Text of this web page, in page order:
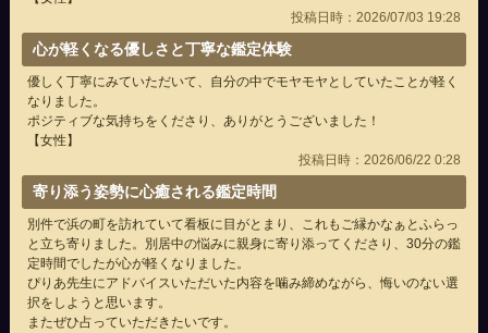
投稿日時：2026/07/03 19:28
心が軽くなる優しさと丁寧な鑑定体験
優しく丁寧にみていただいて、自分の中でモヤモヤとしていたことが軽く
なりました。
ポジティブな気持ちをくださり、ありがとうございました！
【女性】
投稿日時：2026/06/22 0:28
寄り添う姿勢に心癒される鑑定時間
別件で浜の町を訪れていて看板に目がとまり、これもご縁かなぁとふらっ
と立ち寄りました。別居中の悩みに親身に寄り添ってくださり、30分の鑑
定時間でしたが心が軽くなりました。
ぴりあ先生にアドバイスいただいた内容を噛み締めながら、悔いのない選
択をしようと思います。
またぜひ占っていただきたいです。